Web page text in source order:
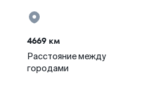
4669 км
Расстояние между
городами